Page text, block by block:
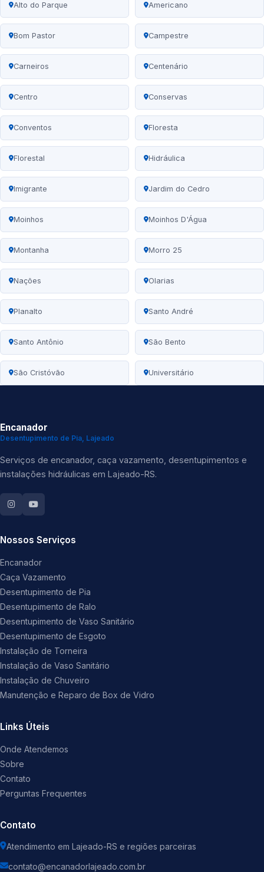
Alto do Parque Americano
Bom Pastor Campestre
Carneiros Centenário
Centro Conservas
Conventos Floresta
Florestal Hidráulica
Imigrante Jardim do Cedro
Moinhos Moinhos D'Água
Montanha Morro 25
Nações Olarias
Planalto Santo André
Santo Antônio São Bento
São Cristóvão Universitário
Encanador
Desentupimento de Pia, Lajeado
Serviços de encanador, caça vazamento, desentupimentos e
instalações hidráulicas em Lajeado-RS.
Nossos Serviços
Encanador
Caça Vazamento
Desentupimento de Pia
Desentupimento de Ralo
Desentupimento de Vaso Sanitário
Desentupimento de Esgoto
Instalação de Torneira
Instalação de Vaso Sanitário
Instalação de Chuveiro
Manutenção e Reparo de Box de Vidro
Links Úteis
Onde Atendemos
Sobre
Contato
Perguntas Frequentes
Contato
Atendimento em Lajeado-RS e regiões parceiras
contato@encanadorlajeado.com.br